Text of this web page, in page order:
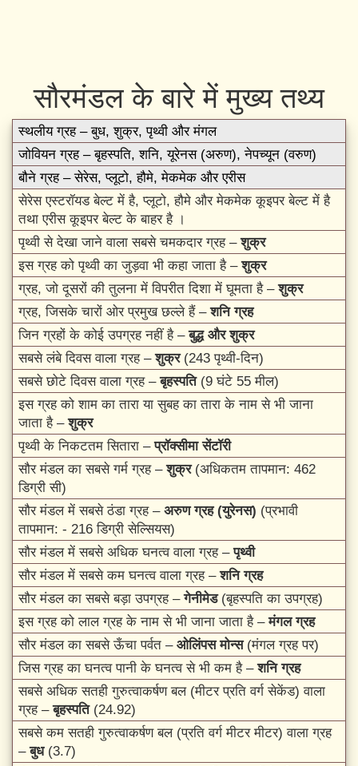
सौरमंडल के बारे में मुख्य तथ्य
स्थलीय ग्रह – बुध, शुक्र, पृथ्वी और मंगल
जोवियन ग्रह – बृहस्पति, शनि, यूरेनस (अरुण), नेपच्यून (वरुण)
बौने ग्रह – सेरेस, प्लूटो, हौमे, मेकमेक और एरीस
सेरेस एस्टरॉयड बेल्ट में है, प्लूटो, हौमे और मेकमेक कूइपर बेल्ट में है
तथा एरीस कूइपर बेल्ट के बाहर है ।
पृथ्वी से देखा जाने वाला सबसे चमकदार ग्रह –शुक्र
इस ग्रह को पृथ्वी का जुड़वा भी कहा जाता है –शुक्र
ग्रह, जो दूसरों की तुलना में विपरीत दिशा में घूमता है –शुक्र
ग्रह, जिसके चारों ओर प्रमुख छल्ले हैं –शनि ग्रह
जिन ग्रहों के कोई उपग्रह नहीं है –बुद्ध और शुक्र
सबसे लंबे दिवस वाला ग्रह –शुक्र (243 पृथ्वी-दिन)
सबसे छोटे दिवस वाला ग्रह –बृहस्पति (9 घंटे 55 मील)
इस ग्रह को शाम का तारा या सुबह का तारा के नाम से भी जाना
जाता है –शुक्र
पृथ्वी के निकटतम सितारा –प्रॉक्सीमा सेंटॉरी
सौर मंडल का सबसे गर्म ग्रह –शुक्र (अधिकतम तापमान: 462
डिग्री सी)
सौर मंडल में सबसे ठंडा ग्रह – अरुण ग्रह (युरेनस) (प्रभावी
तापमान: - 216 डिग्री सेल्सियस)
सौर मंडल में सबसे अधिक घनत्व वाला ग्रह –पृथ्वी
सौर मंडल में सबसे कम घनत्व वाला ग्रह –शनि ग्रह
सौर मंडल का सबसे बड़ा उपग्रह –गेनीमेड (बृहस्पति का उपग्रह)
इस ग्रह को लाल ग्रह के नाम से भी जाना जाता है –मंगल ग्रह
सौर मंडल का सबसे ऊँचा पर्वत – ओलिंपस मोन्स (मंगल ग्रह पर)
जिस ग्रह का घनत्व पानी के घनत्व से भी कम है –शनि ग्रह
सबसे अधिक सतही गुरुत्वाकर्षण बल (मीटर प्रति वर्ग सेकेंड) वाला
ग्रह –बृहस्पति (24.92)
सबसे कम सतही गुरुत्वाकर्षण बल (प्रति वर्ग मीटर मीटर) वाला ग्रह
–बुध (3.7)